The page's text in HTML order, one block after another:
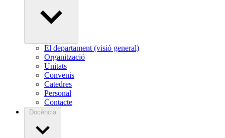
El departament (visió general)
Organització
Unitats
Convenis
Catedres
Personal
Contacte
Docència